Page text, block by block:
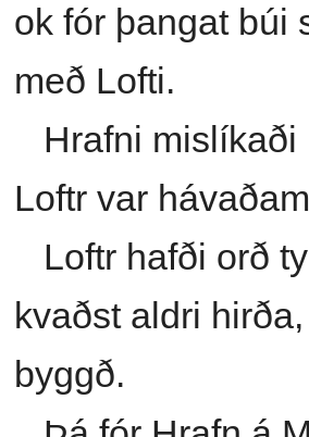
ok fór þangat búi
með Lofti.
Hrafni mislíkaði
Loftr var
Loftr hafði orð
kvaðst aldri
byggð.